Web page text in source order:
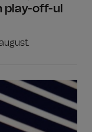
play-off-ul